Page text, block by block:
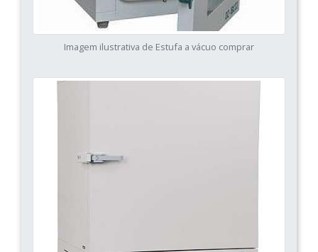
Imagem ilustrativa de Estufa a vácuo comprar